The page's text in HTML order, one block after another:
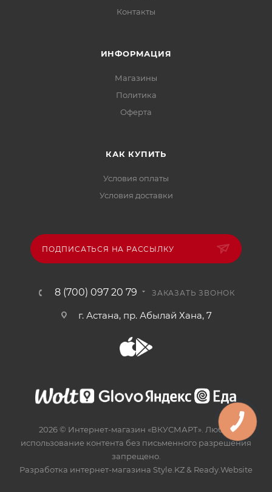
Контакты
ИНФОРМАЦИЯ
Магазины
Политика
Офертa
КАК КУПИТЬ
Условия оплаты
Условия доставки
ПОДПИСАТЬСЯ НА РАССЫЛКУ
8 (700) 097 20 79 ЗАКАЗАТЬ ЗВОНОК
г. Астана, пр. Абылай Хана, 7
2026 © Интернет-магазин «ВКУСМАРТ». Любое
использование контента без письменного разрешения
запрещено.
Разработка интернет-магазина Style.KZ& Ready.Website